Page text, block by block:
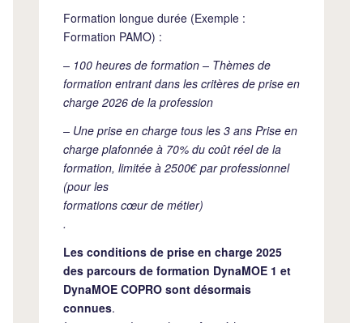
Formation longue durée (Exemple :
Formation PAMO) :
– 100 heures de formation – Thèmes de
formation entrant dans les critères de prise en
charge 2026 de la profession
– Une prise en charge tous les 3 ans Prise en
charge plafonnée à 70% du coût réel de la
formation, limitée à 2500€ par professionnel
(pour les
formations cœur de métier)
.
Les conditions de prise en charge 2025
des parcours de formation DynaMOE 1 et
DynaMOE COPRO sont désormais
connues.